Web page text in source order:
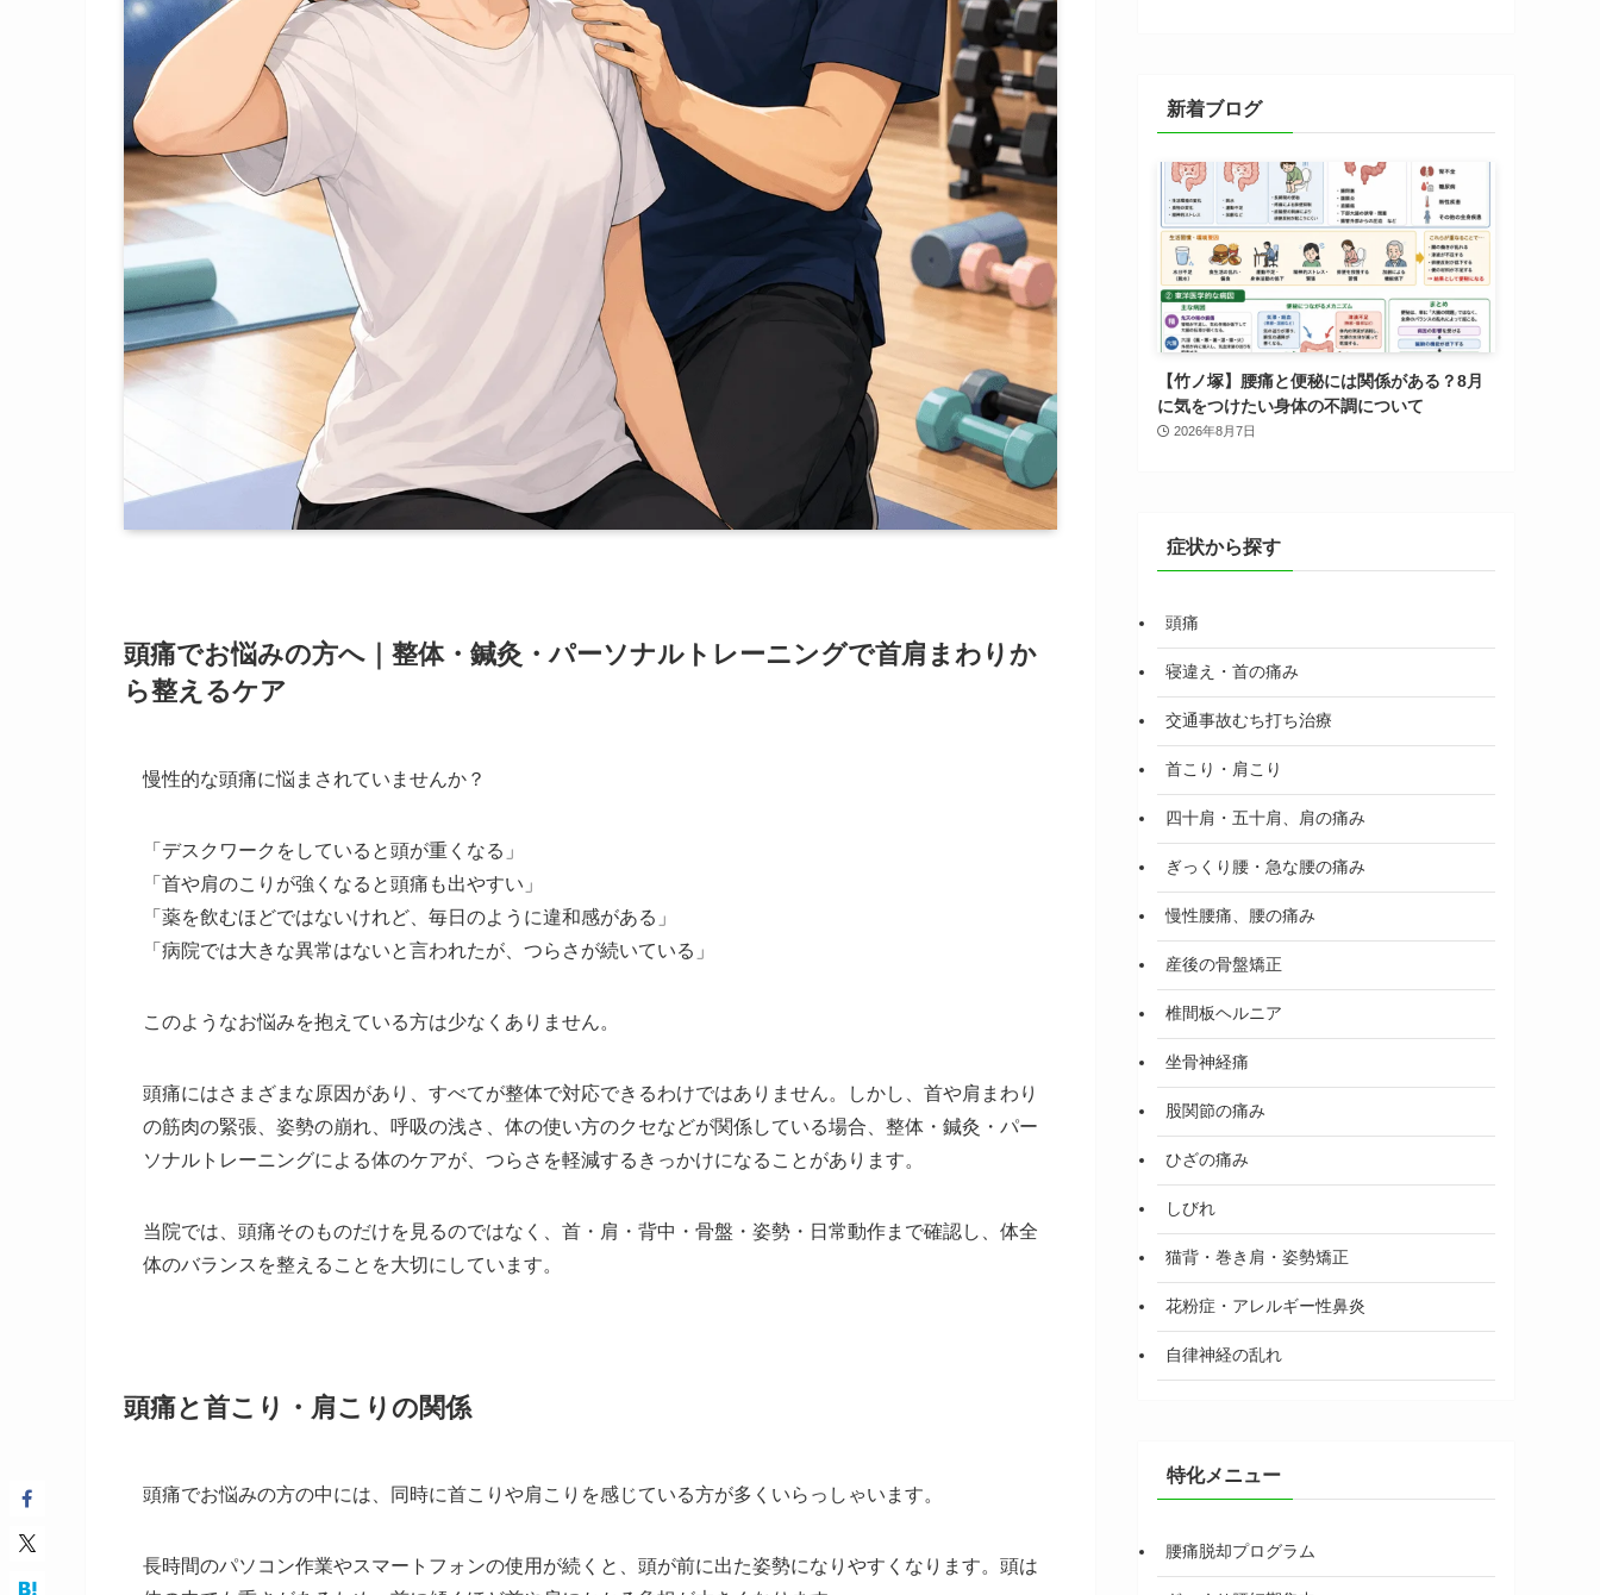
頭痛でお悩みの方へ｜整体・鍼灸・パーソナルトレーニングで首肩まわりか
ら整えるケア
慢性的な頭痛に悩まされていませんか？
「デスクワークをしていると頭が重くなる」
「首や肩のこりが強くなると頭痛も出やすい」
「薬を飲むほどではないけれど、毎日のように違和感がある」
「病院では大きな異常はないと言われたが、つらさが続いている」
このようなお悩みを抱えている方は少なくありません。
頭痛にはさまざまな原因があり、すべてが整体で対応できるわけではありません。しかし、首や肩まわり
の筋肉の緊張、姿勢の崩れ、呼吸の浅さ、体の使い方のクセなどが関係している場合、整体・鍼灸・パー
ソナルトレーニングによる体のケアが、つらさを軽減するきっかけになることがあります。
当院では、頭痛そのものだけを見るのではなく、首・肩・背中・骨盤・姿勢・日常動作まで確認し、体全
体のバランスを整えることを大切にしています。
頭痛と首こり・肩こりの関係
頭痛でお悩みの方の中には、同時に首こりや肩こりを感じている方が多くいらっしゃいます。
長時間のパソコン作業やスマートフォンの使用が続くと、頭が前に出た姿勢になりやすくなります。頭は
新着ブログ
【竹ノ塚】腰痛と便秘には関係がある？8月
に気をつけたい身体の不調について
2026年8月7日
症状から探す
頭痛
寝違え・首の痛み
交通事故むち打ち治療
首こり・肩こり
四十肩・五十肩、肩の痛み
ぎっくり腰・急な腰の痛み
慢性腰痛、腰の痛み
産後の骨盤矯正
椎間板ヘルニア
坐骨神経痛
股関節の痛み
ひざの痛み
しびれ
猫背・巻き肩・姿勢矯正
花粉症・アレルギー性鼻炎
自律神経の乱れ
特化メニュー
腰痛脱却プログラム